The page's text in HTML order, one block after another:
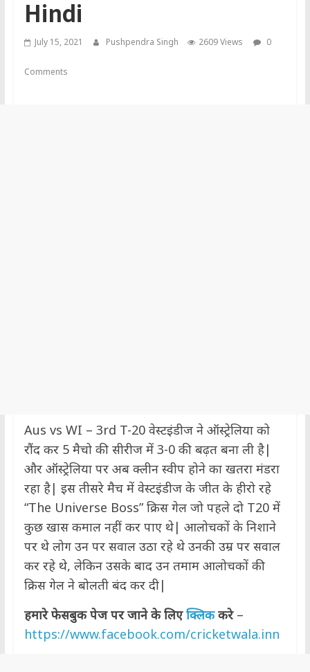
Hindi
July 15, 2021 Pushpendra Singh 2609 Views 0
Comments
Aus vs WI – 3rd T-20 वेस्टइंडीज ने ऑस्ट्रेलिया को
रौंद कर 5 मैचो की सीरीज में 3-0 की बढ़त बना ली है|
और ऑस्ट्रेलिया पर अब क्लीन स्वीप होने का खतरा मंडरा
रहा है| इस तीसरे मैच में वेस्टइंडीज के जीत के हीरो रहे
“The Universe Boss” क्रिस गेल जो पहले दो T20 में
कुछ खास कमाल नहीं कर पाए थे| आलोचकों के निशाने
पर थे लोग उन पर सवाल उठा रहे थे उनकी उम्र पर सवाल
कर रहे थे, लेकिन उसके बाद उन तमाम आलोचकों की
क्रिस गेल ने बोलती बंद कर दी|
हमारे फेसबुक पेज पर जाने के लिएक्लिककरे–
https://www.facebook.com/cricketwala.inn